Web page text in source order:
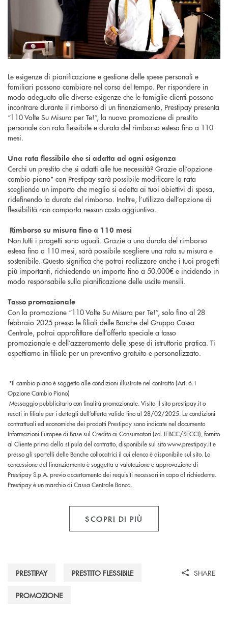
Le esigenze di pianificazione e gestione delle spese personali e
familiari possono cambiare nel corso del tempo. Per rispondere in
modo adeguato alle diverse esigenze che le famiglie clienti possono
incontrare durante il rimborso di un finanziamento, Prestipay presenta
“110 Volte Su Misura per Te!”, la nuova promozione di prestito
personale con rata flessibile e durata del rimborso estesa fino a 110
mesi.
Una rata flessibile che si adatta ad ogni esigenza
Cerchi un prestito che si adatti alle tue necessità? Grazie all’opzione
cambio piano* con Prestipay sarà possibile modificare la rata
scegliendo un importo che meglio si adatta ai tuoi obiettivi di spesa,
ridefinendo la durata del rimborso. Inoltre, l’utilizzo dell’opzione di
flessibilità non comporta nessun costo aggiuntivo.
Rimborso su misura fino a 110 mesi
Non tutti i progetti sono uguali. Grazie a una durata del rimborso
estesa fino a 110 mesi, sarà possibile scegliere una rata su misura e
sostenibile. Questo significa che potrai realizzare anche i tuoi progetti
più importanti, richiedendo un importo fino a 50.000€ e incidendo in
modo responsabile sulla pianificazione delle uscite mensili.
Tasso promozionale
Con la promozione “110 Volte Su Misura per Te!”, solo fino al 28
febbraio 2025 presso le filiali delle Banche del Gruppo Cassa
Centrale, potrai approfittare dell’offerta speciale a tasso
promozionale e dell’azzeramento delle spese di istruttoria pratica. Ti
aspettiamo in filiale per un preventivo gratuito e personalizzato.
*Il cambio piano è soggetto alle condizioni illustrate nel contratto (Art. 6.1
Opzione Cambio Piano)
Messaggio pubblicitario con finalità promozionale. Visita il sito prestipay.it o
recati in filiale per i dettagli dell’offerta valida fino al 28/02/2025. Le condizioni
contrattuali ed economiche dei prodotti Prestipay sono indicate nel documento
Informazioni Europee di Base sul Credito ai Consumatori (cd. IEBCC/SECCI), fornito
al Cliente prima della stipula del contratto, disponibile sul sito www.prestipay.it e
presso gli sportelli delle Banche collocatrici il cui elenco è disponibile sul sito. La
concessione del finanziamento è soggetta a valutazione e approvazione di
Prestipay S.p.A. previo accertamento dei requisiti necessari in capo al richiedente.
Prestipay è un marchio di Cassa Centrale Banca.
SCOPRI DI PIÙ
PRESTIPAY PRESTITO FLESSIBILE
PROMOZIONE
SHARE